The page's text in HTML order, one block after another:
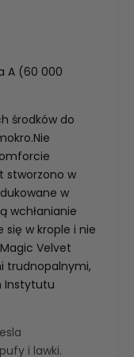
A (60 000
środków do
stworzono w
w
wchłanianie
się w krople i nie
Velvet
trudnopalnymi,
Instytutu
pufy i lawki.